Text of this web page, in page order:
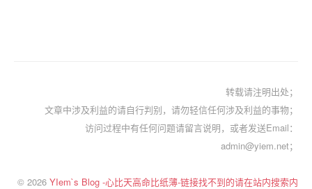
转载请注明出处；
文章中涉及利益的请自行判别，请勿轻信任何涉及利益的事物；
访问过程中有任何问题请留言说明，或者发送Email：
admin@yiem.net；
© 2026 YIem`s Blog -心比天高命比纸薄-链接找不到的请在站内搜索内